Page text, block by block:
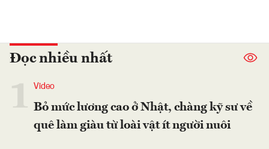
Đọc nhiều nhất
Video
Bỏ mức lương cao ở Nhật, chàng kỹ sư về
quê làm giàu từ loài vật ít người nuôi